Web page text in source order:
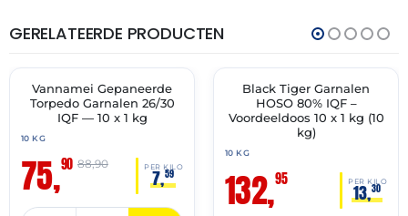
GERELATEERDE PRODUCTEN
🔥 OP=OP
THT:
24-
Vannamei Gepaneerde
Torpedo Garnalen 26/30
IQF — 10 x 1 kg
10 KG
75,90 PER KILO
7,59
88,90
✓ VAST ASSORTIMENT
Black Tiger Garnalen
HOSO 80% IQF –
Voordeeldoos 10 x 1 kg (10
kg)
10 KG
132,95 PER KILO
13,30